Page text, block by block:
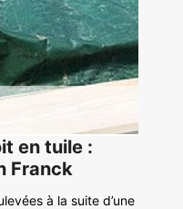
en tuile :
Franck
à la suite d’une